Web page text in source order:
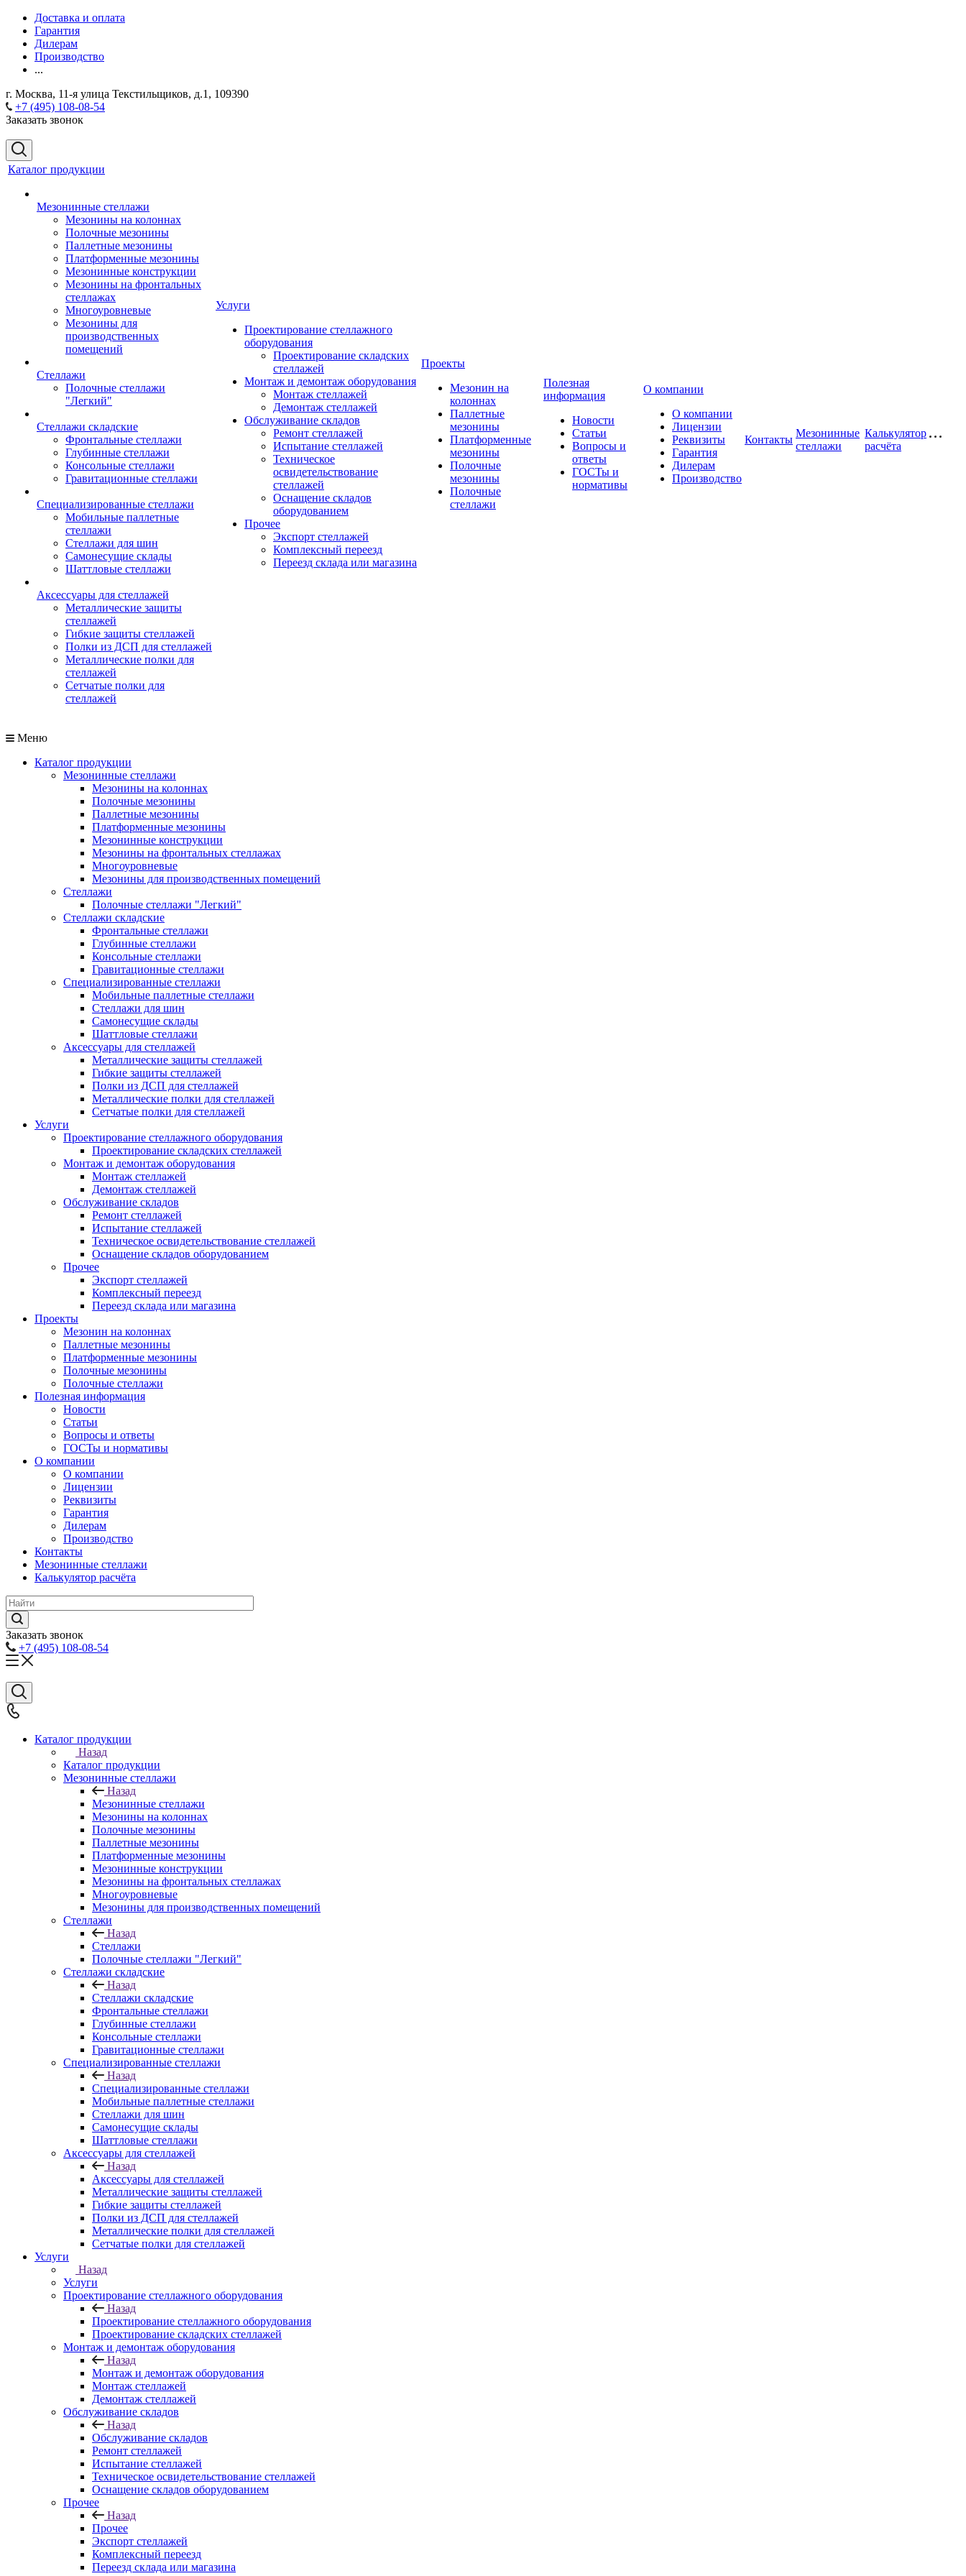
Доставка и оплата
Гарантия
Дилерам
Производство
...
г. Москва, 11-я улица Текстильщиков, д.1, 109390
+7 (495) 108-08-54
Заказать звонок
Каталог продукции
Мезонинные стеллажи
Мезонины на колоннах
Полочные мезонины
Паллетные мезонины
Платформенные мезонины
Мезонинные конструкции
Мезонины на фронтальных
стеллажах
Многоуровневые
Мезонины для
производственных
помещений
Стеллажи
Полочные стеллажи
"Легкий"
Стеллажи складские
Фронтальные стеллажи
Глубинные стеллажи
Консольные стеллажи
Гравитационные стеллажи
Специализированные стеллажи
Мобильные паллетные
стеллажи
Стеллажи для шин
Самонесущие склады
Шаттловые стеллажи
Аксессуары для стеллажей
Металлические защиты
стеллажей
Гибкие защиты стеллажей
Полки из ДСП для стеллажей
Металлические полки для
стеллажей
Сетчатые полки для
стеллажей
Услуги
Проектирование стеллажного
оборудования
Проектирование складских
стеллажей
Монтаж и демонтаж оборудования
Монтаж стеллажей
Демонтаж стеллажей
Обслуживание складов
Ремонт стеллажей
Испытание стеллажей
Техническое
освидетельствование
стеллажей
Оснащение складов
оборудованием
Прочее
Экспорт стеллажей
Комплексный переезд
Переезд склада или магазина
Проекты
Мезонин на
колоннах
Паллетные
мезонины
Платформенные
мезонины
Полочные
мезонины
Полочные
стеллажи
Полезная
информация
Новости
Статьи
Вопросы и
ответы
ГОСТы и
нормативы
О компании
О компании
Лицензии
Реквизиты
Гарантия
Дилерам
Производство
Контакты
Мезонинные
стеллажи
Калькулятор
расчёта
Меню
Каталог продукции
Мезонинные стеллажи
Мезонины на колоннах
Полочные мезонины
Паллетные мезонины
Платформенные мезонины
Мезонинные конструкции
Мезонины на фронтальных стеллажах
Многоуровневые
Мезонины для производственных помещений
Стеллажи
Полочные стеллажи "Легкий"
Стеллажи складские
Фронтальные стеллажи
Глубинные стеллажи
Консольные стеллажи
Гравитационные стеллажи
Специализированные стеллажи
Мобильные паллетные стеллажи
Стеллажи для шин
Самонесущие склады
Шаттловые стеллажи
Аксессуары для стеллажей
Металлические защиты стеллажей
Гибкие защиты стеллажей
Полки из ДСП для стеллажей
Металлические полки для стеллажей
Сетчатые полки для стеллажей
Услуги
Проектирование стеллажного оборудования
Проектирование складских стеллажей
Монтаж и демонтаж оборудования
Монтаж стеллажей
Демонтаж стеллажей
Обслуживание складов
Ремонт стеллажей
Испытание стеллажей
Техническое освидетельствование стеллажей
Оснащение складов оборудованием
Прочее
Экспорт стеллажей
Комплексный переезд
Переезд склада или магазина
Проекты
Мезонин на колоннах
Паллетные мезонины
Платформенные мезонины
Полочные мезонины
Полочные стеллажи
Полезная информация
Новости
Статьи
Вопросы и ответы
ГОСТы и нормативы
О компании
О компании
Лицензии
Реквизиты
Гарантия
Дилерам
Производство
Контакты
Мезонинные стеллажи
Калькулятор расчёта
Заказать звонок
+7 (495) 108-08-54
Каталог продукции
Назад
Каталог продукции
Мезонинные стеллажи
Назад
Мезонинные стеллажи
Мезонины на колоннах
Полочные мезонины
Паллетные мезонины
Платформенные мезонины
Мезонинные конструкции
Мезонины на фронтальных стеллажах
Многоуровневые
Мезонины для производственных помещений
Стеллажи
Назад
Стеллажи
Полочные стеллажи "Легкий"
Стеллажи складские
Назад
Стеллажи складские
Фронтальные стеллажи
Глубинные стеллажи
Консольные стеллажи
Гравитационные стеллажи
Специализированные стеллажи
Назад
Специализированные стеллажи
Мобильные паллетные стеллажи
Стеллажи для шин
Самонесущие склады
Шаттловые стеллажи
Аксессуары для стеллажей
Назад
Аксессуары для стеллажей
Металлические защиты стеллажей
Гибкие защиты стеллажей
Полки из ДСП для стеллажей
Металлические полки для стеллажей
Сетчатые полки для стеллажей
Услуги
Назад
Услуги
Проектирование стеллажного оборудования
Назад
Проектирование стеллажного оборудования
Проектирование складских стеллажей
Монтаж и демонтаж оборудования
Назад
Монтаж и демонтаж оборудования
Монтаж стеллажей
Демонтаж стеллажей
Обслуживание складов
Назад
Обслуживание складов
Ремонт стеллажей
Испытание стеллажей
Техническое освидетельствование стеллажей
Оснащение складов оборудованием
Прочее
Назад
Прочее
Экспорт стеллажей
Комплексный переезд
Переезд склада или магазина